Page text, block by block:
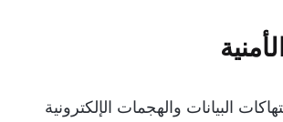
البيانات والهجمات الإلكترونية